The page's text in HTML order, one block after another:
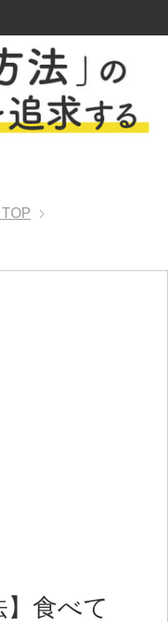
TOP
】食べて